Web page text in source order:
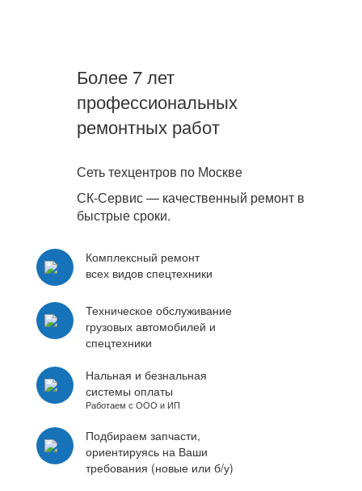
Более 7 лет
профессиональных
ремонтных работ
Сеть техцентров по Москве
СК-Сервис — качественный ремонт в
быстрые сроки.
Комплексный ремонт
всех видов спецтехники
Техническое обслуживание
грузовых автомобилей и
спецтехники
Нальная и безнальная
системы оплаты
Работаем с ООО и ИП
Подбираем запчасти,
ориентируясь на Ваши
требования (новые или б/у)